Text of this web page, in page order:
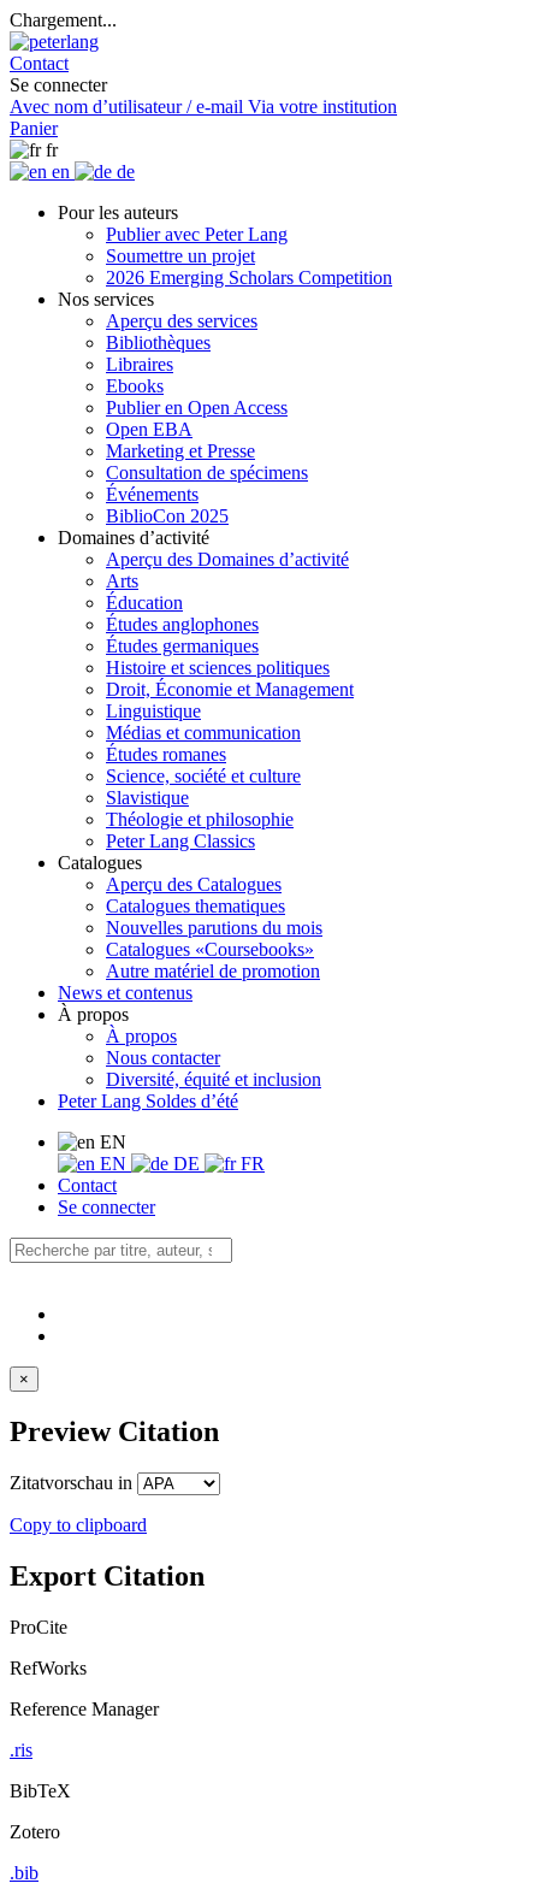
Chargement...
Contact
Se connecter
Avec nom d’utilisateur / e-mail Via votre institution
Panier
fr
en
de
Pour les auteurs
Publier avec Peter Lang
Soumettre un projet
2026 Emerging Scholars Competition
Nos services
Aperçu des services
Bibliothèques
Libraires
Ebooks
Publier en Open Access
Open EBA
Marketing et Presse
Consultation de spécimens
Événements
BiblioCon 2025
Domaines d’activité
Aperçu des Domaines d’activité
Arts
Éducation
Études anglophones
Études germaniques
Histoire et sciences politiques
Droit, Économie et Management
Linguistique
Médias et communication
Études romanes
Science, société et culture
Slavistique
Théologie et philosophie
Peter Lang Classics
Catalogues
Aperçu des Catalogues
Catalogues thematiques
Nouvelles parutions du mois
Catalogues «Coursebooks»
Autre matériel de promotion
News et contenus
À propos
À propos
Nous contacter
Diversité, équité et inclusion
Peter Lang Soldes d’été
EN
EN
DE
FR
Contact
Se connecter
×
Preview Citation
Zitatvorschau in
Copy to clipboard
Export Citation
ProCite
RefWorks
Reference Manager
.ris
BibTeX
Zotero
.bib